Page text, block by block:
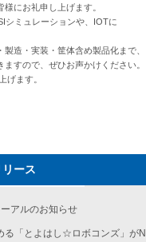
様にお礼申し上げます。
シミュレーションや、IOTに
造・実装・筐体含め製品化まで、
すので、ぜひお声かけください。
す。
ース
アルのお知らせ
る「とよはし☆ロボコンズ」が